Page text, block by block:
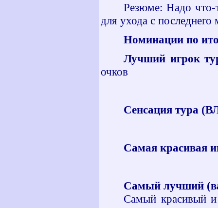
Резюме: Надо что-
для ухода с
Номинации по
Лучший игрок
очков
Сенсация тура
Самая красивая
Самый лучший
Самый красивый